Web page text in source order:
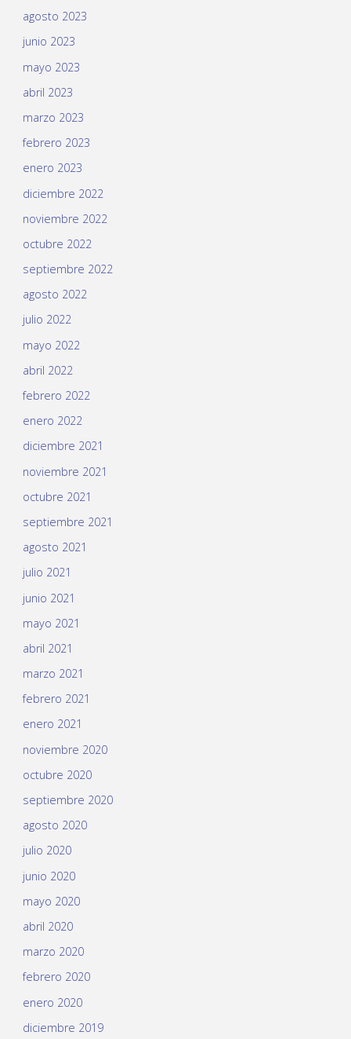
agosto 2023
junio 2023
mayo 2023
abril 2023
marzo 2023
febrero 2023
enero 2023
diciembre 2022
noviembre 2022
octubre 2022
septiembre 2022
agosto 2022
julio 2022
mayo 2022
abril 2022
febrero 2022
enero 2022
diciembre 2021
noviembre 2021
octubre 2021
septiembre 2021
agosto 2021
julio 2021
junio 2021
mayo 2021
abril 2021
marzo 2021
febrero 2021
enero 2021
noviembre 2020
octubre 2020
septiembre 2020
agosto 2020
julio 2020
junio 2020
mayo 2020
abril 2020
marzo 2020
febrero 2020
enero 2020
diciembre 2019